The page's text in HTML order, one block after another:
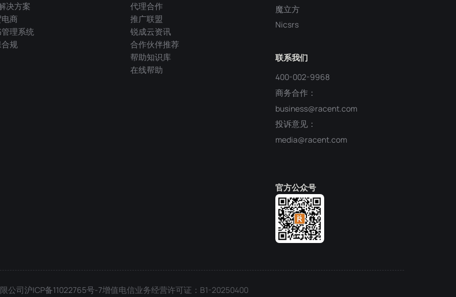
魔立方
Nicsrs
联系我们
400-002-9968
商务合作：
business@racent.com
投诉意见：
media@racent.com
官方公众号
决方案
商
理系统
规
代理合作
推广联盟
锐成云资讯
合作伙伴推荐
帮助知识库
在线帮助
公司沪ICP备11022765号-7增值电信业务经营许可证：B1-20250400